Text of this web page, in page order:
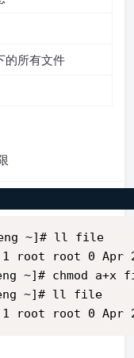
的所有文件
~]# ll file
root root 0 Apr
~]# chmod
~]# ll
root root 0 Apr